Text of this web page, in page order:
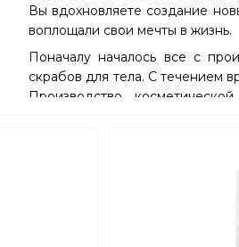
Вы вдохновляете создание
воплощали свои мечты в жизнь.
Поначалу началось все с
скрабов для тела. С течением
Производство
Основной задачей и целью